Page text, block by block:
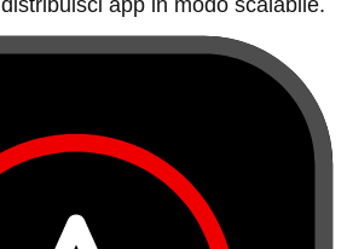
app in modo scalabile.